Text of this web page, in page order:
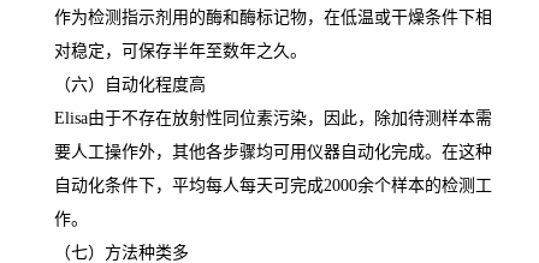
作为检测指示剂用的酶和酶标记物，在低温或干燥条件下相
对稳定，可保存半年至数年之久。
（六）自动化程度高
Elisa由于不存在放射性同位素污染，因此，除加待测样本需
要人工操作外，其他各步骤均可用仪器自动化完成。在这种
自动化条件下，平均每人每天可完成2000余个样本的检测工
作。
（七）方法种类多